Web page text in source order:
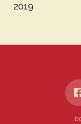
2019